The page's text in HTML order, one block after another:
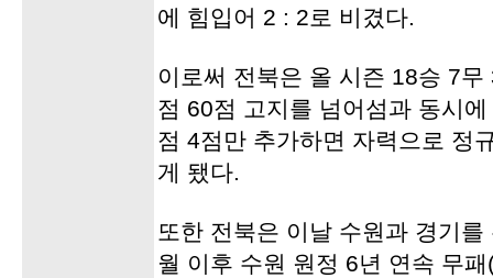
에 힘입어 2 : 2로 비겼다.
이로써 전북은 올 시즌 18승 7
점 60점 고지를 넘어섬과 동시
점 4점만 추가하면 자력으로 정
게 됐다.
또한 전북은 이날 수원과 경기
월 이후 수원 원정 6년 연속 무